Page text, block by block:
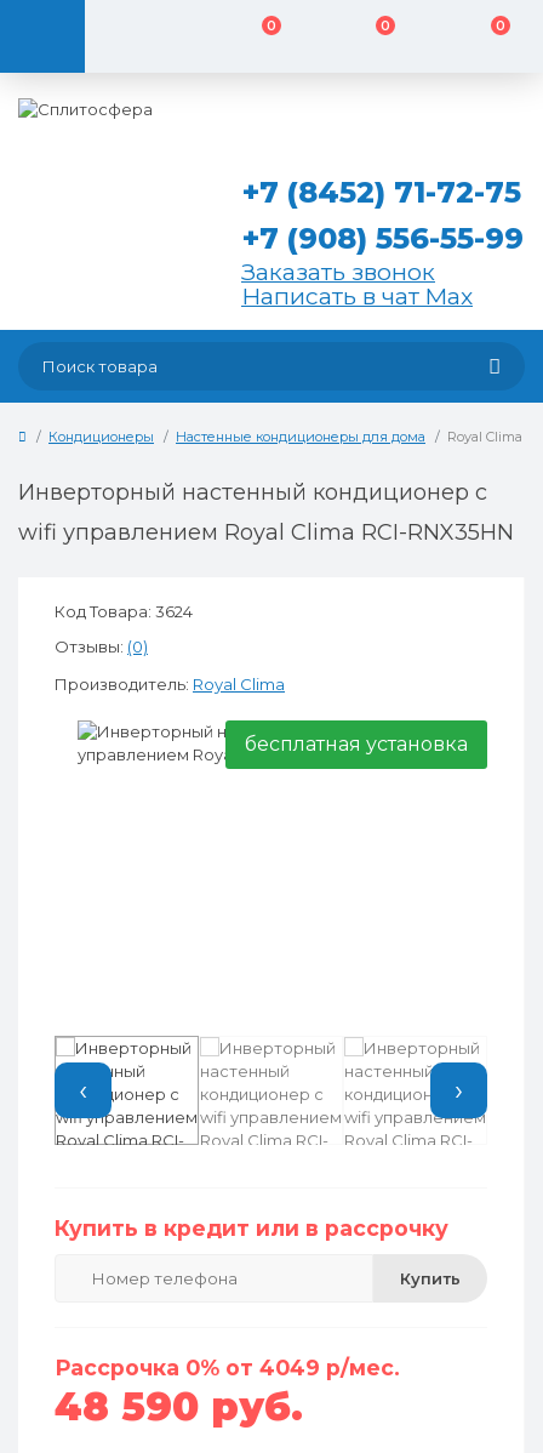
0 0 0
+7 (8452) 71-72-75
+7 (908) 556-55-99
Заказать звонок
Написать в чат Max
Кондиционеры Настенные кондиционеры для дома Royal Clima
Инверторный настенный кондиционер с
wifi управлением Royal Clima RCI-RNX35HN
Код Товара: 3624
Отзывы: (0)
Производитель: Royal Clima
бесплатная установка
‹ ›
Купить в кредит или в рассрочку
Купить
Рассрочка 0% от 4049 р/мес.
48 590 руб.